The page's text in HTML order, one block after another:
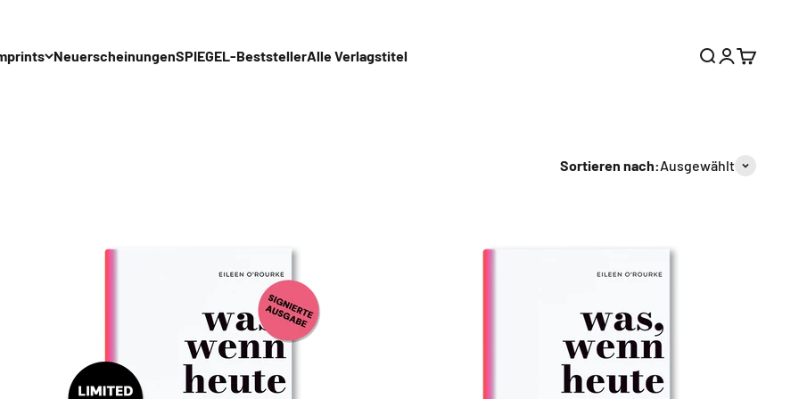
NeuerscheinungenSPIEGEL-BeststellerAlle Verlagstitel
SucheAnmelden
Sortieren nach:Ausgewählt